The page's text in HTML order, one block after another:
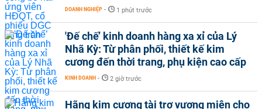
DOANH NGHIỆP - 1 phút trước
'Đế chế’ kinh doanh hàng xa xỉ của Lý
Nhã Kỳ: Từ phân phối, thiết kế kim
cương đến thời trang, phụ kiện cao cấp
KINH DOANH - 2 giờ trước
Hãng kim cương tài trợ vương miện cho